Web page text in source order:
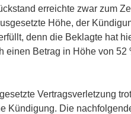
erreichte zwar zum
Höhe, der
denn die Beklagte hat
einen Betrag in Höhe von 52
Vertragsverletzung
Kündigung. Die